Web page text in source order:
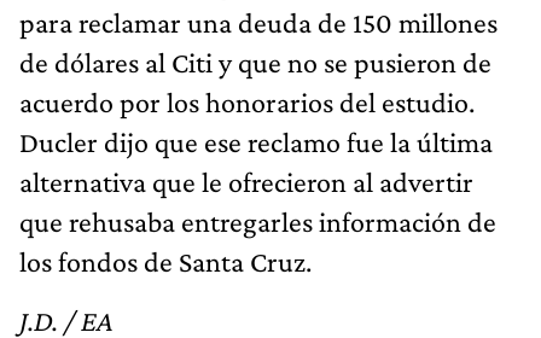
para reclamar una deuda de 150 millones
de dólares al Citi y que no se pusieron de
acuerdo por los honorarios del estudio.
Ducler dijo que ese reclamo fue la última
alternativa que le ofrecieron al advertir
que rehusaba entregarles información de
los fondos de Santa Cruz.
J.D. / EA